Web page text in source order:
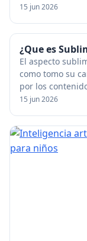
trajes
15 jun 2026
¿Que es
El aspecto
como tomo su
por los
consciente,
15 jun 2026